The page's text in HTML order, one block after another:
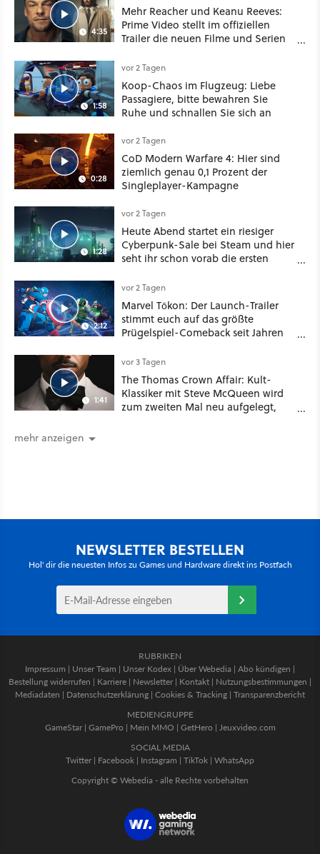
4:35
Mehr Reacher und Keanu Reeves:
Prime Video stellt im offiziellen
Trailer die neuen Filme und Serien
1:58
vor 2 Tagen
Koop-Chaos im Flugzeug: Liebe
Passagiere, bitte bewahren Sie
Ruhe und schnallen Sie sich an
0:28
vor 2 Tagen
CoD Modern Warfare 4: Hier sind
ziemlich genau 0,1 Prozent der
Singleplayer-Kampagne
1:28
vor 2 Tagen
Heute Abend startet ein riesiger
Cyberpunk-Sale bei Steam und hier
seht ihr schon vorab die ersten
2:12
vor 2 Tagen
Marvel Tōkon: Der Launch-Trailer
stimmt euch auf das größte
Prügelspiel-Comeback seit Jahren
1:41
vor 3 Tagen
The Thomas Crown Affair: Kult-
Klassiker mit Steve McQueen wird
zum zweiten Mal neu aufgelegt,
mehr anzeigen
NEWSLETTER BESTELLEN
Hol' dir die neuesten Infos zu Games und Hardware direkt ins Postfach
RUBRIKEN
Impressum | Unser Team | Unser Kodex | Über Webedia | Abo kündigen |
Bestellung widerrufen | Karriere | Newsletter | Kontakt | Nutzungsbestimmungen |
Mediadaten | Datenschutzerklärung | Cookies & Tracking | Transparenzbericht
MEDIENGRUPPE
GameStar| GamePro | Mein MMO | GetHero | Jeuxvideo.com
SOCIAL MEDIA
Twitter | Facebook | Instagram | TikTok | WhatsApp
Copyright © Webedia - alle Rechte vorbehalten